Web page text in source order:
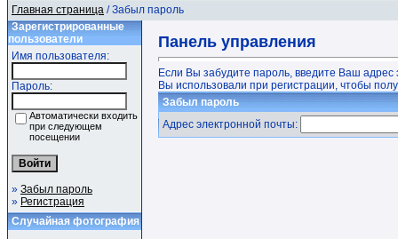
Главная страница / Забыл пароль
Зарегистрированные
пользователи
Имя пользователя:
Пароль:
Автоматически входить
при следующем
посещении
» Забыл пароль
» Регистрация
Случайная фотография
Панель управления
Если Вы забудите пароль, введите Ваш адрес
Вы использовали при регистрации, чтобы
Забыл пароль
Адрес электронной почты: